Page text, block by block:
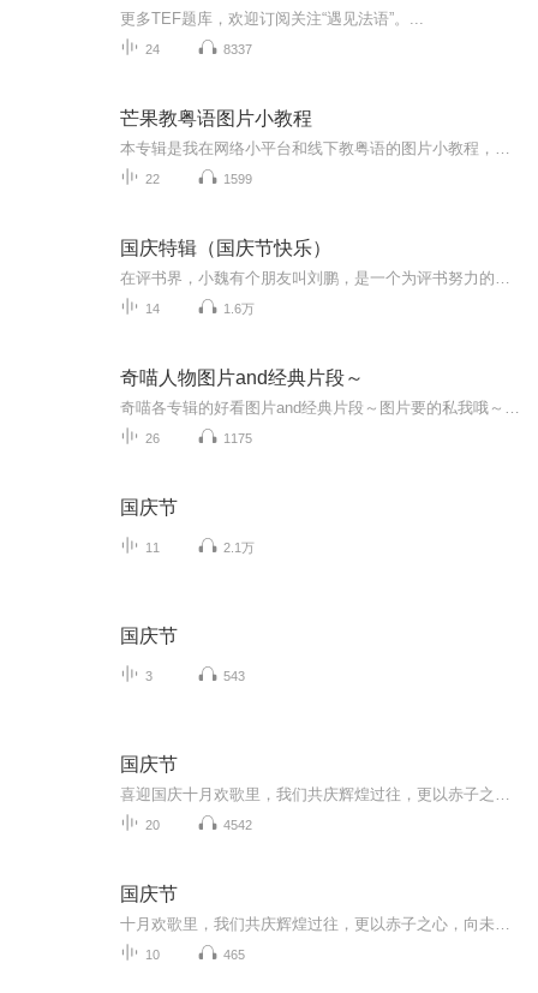
更多TEF题库，欢迎订阅关注“遇见法语”。...
24 8337
芒果教粤语图片小教程
22 1599
国庆特辑（国庆节快乐）
14 1.6万
奇喵人物图片and经典片段～
26 1175
国庆节
11 2.1万
国庆节
3 543
国庆节
20 4542
国庆节
10 465